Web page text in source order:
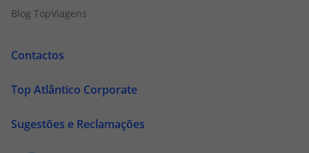
Blog TopViagens
Contactos
Top Atlântico Corporate
Sugestões e Reclamações